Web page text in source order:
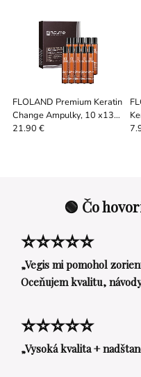
FLOLAND Premium Keratin
Change Ampulky, 10 x13
ml
21.90 €
🟢 Čo
⭐⭐⭐⭐⭐
„Vegis mi pomohol
Oceňujem kvalitu,
⭐⭐⭐⭐⭐
„Vysoká kvalita +